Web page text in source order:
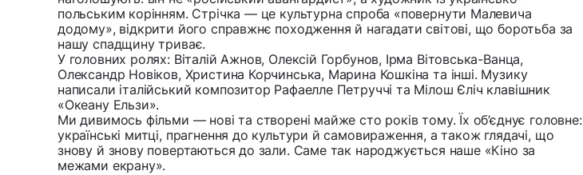
польським корінням. Стрічка — це культурна спроба «повернути Малевича
додому», відкрити його справжнє походження й нагадати світові, що боротьба за
нашу спадщину триває.
У головних ролях: Віталій Ажнов, Олексій Горбунов, Ірма Вітовська-Ванца,
Олександр Новіков, Христина Корчинська, Марина Кошкіна та інші. Музику
написали італійський композитор Рафаелле Петруччі та Мілош Єліч клавішник
«Океану Ельзи».
Ми дивимось фільми — нові та створені майже сто років тому. Їх об’єднує головне:
українські митці, прагнення до культури й самовираження, а також глядачі, що
знову й знову повертаються до зали. Саме так народжується наше «Кіно за
межами екрану».